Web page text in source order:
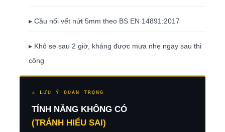
▸ Cầu nối vết nứt 5mm theo BS EN 14891:2017
▸ Khô se sau 2 giờ, kháng được mưa nhẹ ngay sau thi
công
⚠ LƯU Ý QUAN TRỌNG
TÍNH NĂNG KHÔNG CÓ
(TRÁNH HIỂU SAI)